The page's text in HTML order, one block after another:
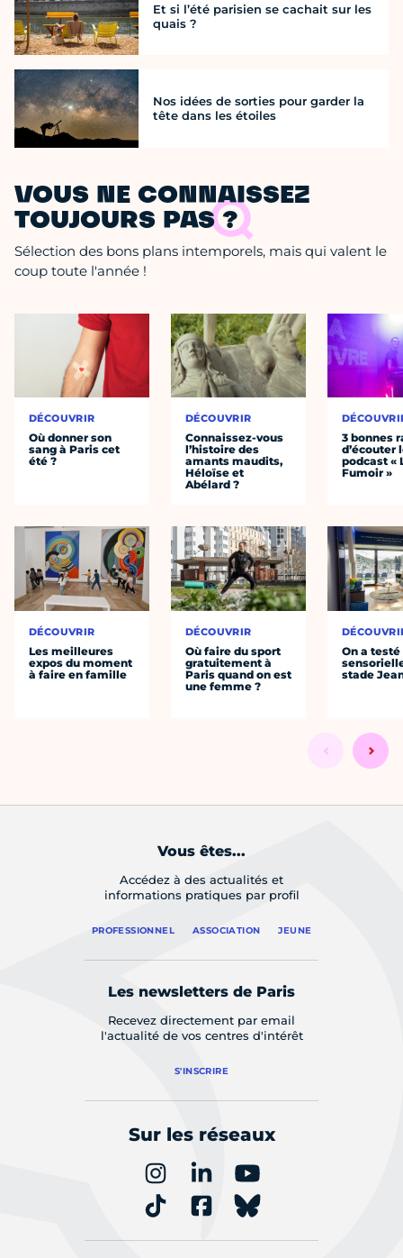
Et si l’été parisien se cachait sur les
quais ?
Nos idées de sorties pour garder la
tête dans les étoiles
VOUS NE CONNAISSEZ
TOUJOURS PAS ?
Sélection des bons plans intemporels, mais qui valent le
coup toute l'année !
DÉCOUVRIR
Où donner son
sang à Paris cet
été ?
DÉCOUVRIR
Les meilleures
expos du moment
à faire en famille
DÉCOUVRIR
Connaissez-vous
l’histoire des
amants maudits,
Héloïse et
Abélard ?
DÉCOUVRIR
Où faire du sport
gratuitement à
Paris quand on est
une femme ?
3 bonnes
d’écouter
podcast «
Fumoir »
On a
stade
Vous êtes...
Accédez à des actualités et
informations pratiques par profil
PROFESSIONNEL ASSOCIATION JEUNE
Les newsletters de Paris
Recevez directement par email
l'actualité de vos centres d'intérêt
S'INSCRIRE
Sur les réseaux